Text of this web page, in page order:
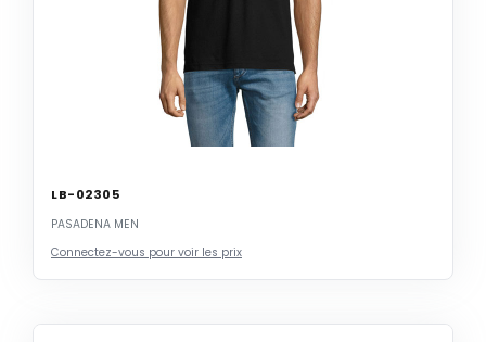
LB-02305
PASADENA MEN
Connectez-vous pour voir les prix